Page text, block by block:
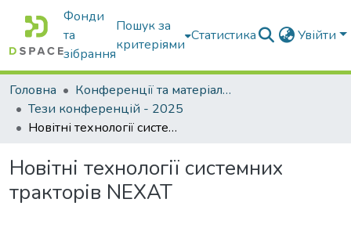
Фонди
та
зібрання
Пошук за
критеріями
Статистика Увійти
Головна
Конференції та матеріали конференцій
Тези конференцій - 2025
Новітні технології системних тракторів NEXAT
Новітні технології системних
тракторів NEXAT